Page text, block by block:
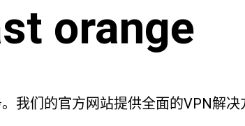
orange
我们的官方网站提供全面的VPN解决